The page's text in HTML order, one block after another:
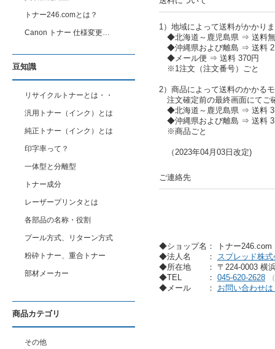
1）地域によって送料がかかり
◆北海道～鹿児島県 ⇒ 送料
◆沖縄県および離島 ⇒ 送料
◆メール便 ⇒ 送料 370円
※1注文（注文番号）ごと
2）商品によって送料のかかる
注文確定前の最終画面にてご
◆北海道～鹿児島県 ⇒ 送料
◆沖縄県および離島 ⇒ 送料
※商品ごと
（2023年04月03日改定)
ご連絡先
◆ショップ名： トナー
◆法人名
：
スプレッド株式
◆所在地
： 〒224-0003 横
◆TEL
： 045-620-2628
（
◆メール
： お問い合わせ
トナー246.comとは？
Canon トナー 仕様変更…
豆知識
リサイクルトナーとは・・
汎用トナー（インク）とは
純正トナー（インク）とは
印字率って？
一体型と分離型
トナー成分
レーザープリンタとは
各部品の名称・役割
プール方式、リターン方式
粉砕トナー、重合トナー
部材メーカー
商品カテゴリ
その他